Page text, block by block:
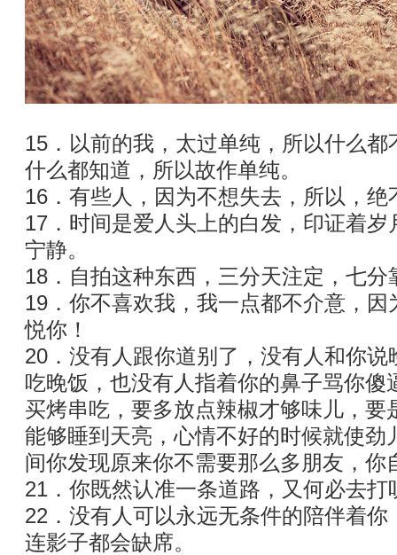
15．以前的我，太过单纯，所以什么
什么都知道，所以故作单纯。
16．有些人，因为不想失去，所以，绝
17．时间是爱人头上的白发，印证着
宁静。
18．自拍这种东西，三分天注定，七分
19．你不喜欢我，我一点都不介意，
悦你！
20．没有人跟你道别了，没有人和你
吃晚饭，也没有人指着你的鼻子骂你傻
买烤串吃，要多放点辣椒才够味儿，要
能够睡到天亮，心情不好的时候就使劲
间你发现原来你不需要那么多朋友，你
21．你既然认准一条道路，又何必去打
22．没有人可以永远无条件的陪伴着
连影子都会缺席。